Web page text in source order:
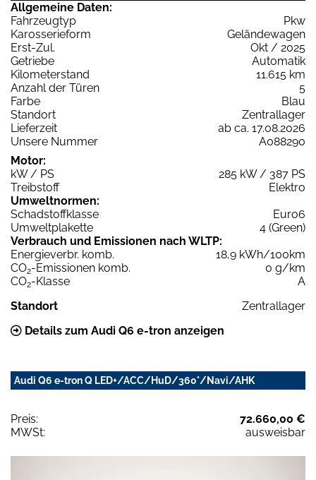
Allgemeine Daten:
Fahrzeugtyp
Pkw
Karosserieform
Geländewagen
Erst-Zul.
Okt / 2025
Getriebe
Automatik
Kilometerstand
11.615 km
Anzahl der Türen
5
Farbe
Blau
Standort
Zentrallager
Lieferzeit
ab ca. 17.08.2026
Unsere Nummer
A088290
Motor:
kW / PS
285 kW / 387 PS
Treibstoff
Elektro
Umweltnormen:
Schadstoffklasse
Euro6
Umweltplakette
4 (Green)
Verbrauch und Emissionen nach WLTP:
Energieverbr. komb.
18,9 kWh/100km
CO2-Emissionen komb.
0 g/km
CO2-Klasse
A
Standort
Zentrallager
Details zum Audi Q6 e-tron anzeigen
Audi Q6 e-tron Q LED+/ACC/HuD/360°/Navi/AHK
Preis:
72.660,00 €
MWSt:
ausweisbar